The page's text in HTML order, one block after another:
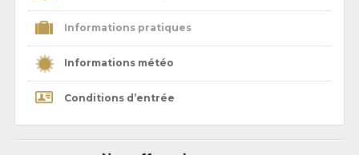
Informations pratiques
Informations météo
Conditions d’entrée